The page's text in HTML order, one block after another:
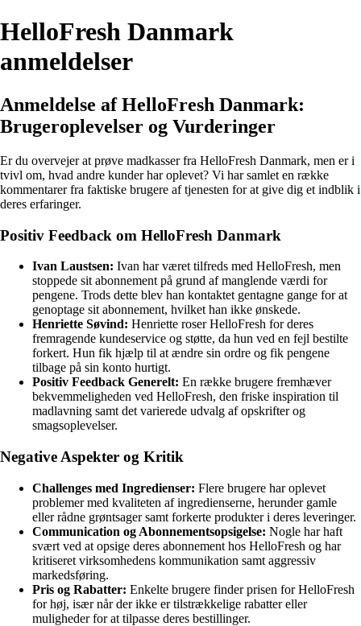
HelloFresh Danmark
anmeldelser
Anmeldelse af HelloFresh Danmark:
Brugeroplevelser og Vurderinger
Er du overvejer at prøve madkasser fra HelloFresh Danmark, men er i
tvivl om, hvad andre kunder har oplevet? Vi har samlet en række
kommentarer fra faktiske brugere af tjenesten for at give dig et indblik i
deres erfaringer.
Positiv Feedback om HelloFresh Danmark
Ivan Laustsen: Ivan har været tilfreds med HelloFresh, men
stoppede sit abonnement på grund af manglende værdi for
pengene. Trods dette blev han kontaktet gentagne gange for at
genoptage sit abonnement, hvilket han ikke ønskede.
Henriette Søvind: Henriette roser HelloFresh for deres
fremragende kundeservice og støtte, da hun ved en fejl bestilte
forkert. Hun fik hjælp til at ændre sin ordre og fik pengene
tilbage på sin konto hurtigt.
Positiv Feedback Generelt: En række brugere fremhæver
bekvemmeligheden ved HelloFresh, den friske inspiration til
madlavning samt det varierede udvalg af opskrifter og
smagsoplevelser.
Negative Aspekter og Kritik
Challenges med Ingredienser: Flere brugere har oplevet
problemer med kvaliteten af ingredienserne, herunder gamle
eller rådne grøntsager samt forkerte produkter i deres leveringer.
Communication og Abonnementsopsigelse: Nogle har haft
svært ved at opsige deres abonnement hos HelloFresh og har
kritiseret virksomhedens kommunikation samt aggressiv
markedsføring.
Pris og Rabatter: Enkelte brugere finder prisen for HelloFresh
for høj, især når der ikke er tilstrækkelige rabatter eller
muligheder for at tilpasse deres bestillinger.